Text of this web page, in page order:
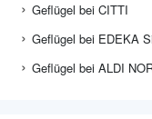
Geflügel bei CITTI
Geflügel bei EDEKA
Geflügel bei ALDI